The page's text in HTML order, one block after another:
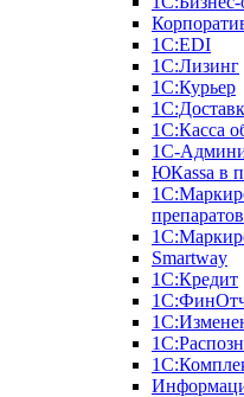
1С:ЕDI
1С:Лизинг
1С:Курьер
1С:Касса
1С-
ЮКаssа в
Smartway
1С:Кредит